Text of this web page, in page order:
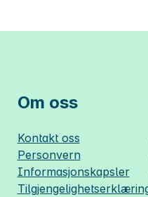
Om oss
Kontakt oss
Personvern
Informasjonskapsler